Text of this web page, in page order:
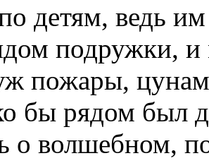
детям, ведь
подружки, и
пожары,
бы рядом был
о волшебном,